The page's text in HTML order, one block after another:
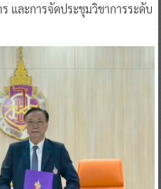
และการจัดประชุมวิชาการระดับ